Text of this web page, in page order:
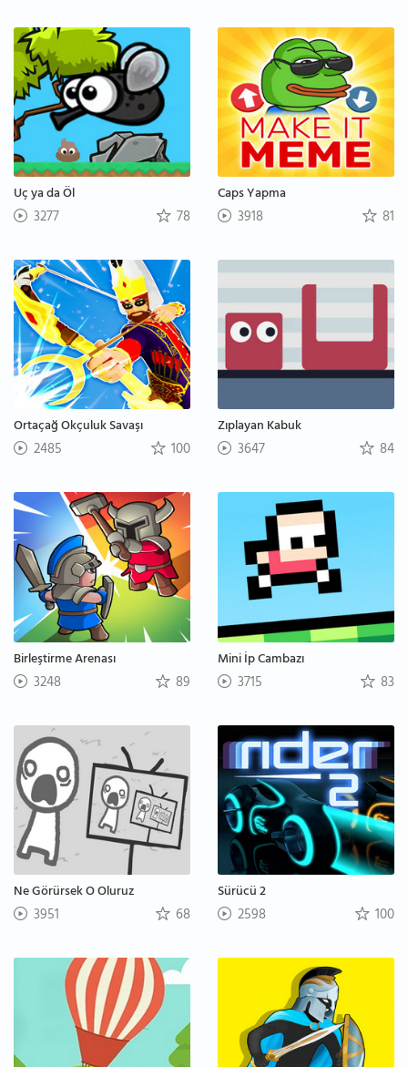
Uç ya da Öl
3277 78
Caps Yapma
3918 81
Ortaçağ Okçuluk Savaşı
2485 100
Zıplayan Kabuk
3647 84
Birleştirme Arenası
3248 89
Mini İp Cambazı
3715 83
Ne Görürsek O Oluruz
3951 68
Sürücü 2
2598 100